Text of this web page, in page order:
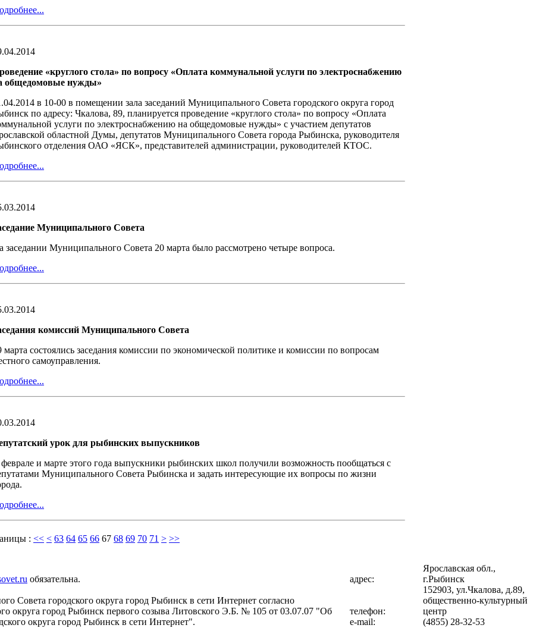
«круглого стола» по вопросу «Оплата коммунальной услуги по электроснабжению
общедомовые нужды»
в 10-00 в помещении зала заседаний Муниципального Совета городского округа город
по адресу: Чкалова, 89, планируется проведение «круглого стола» по вопросу «Оплата
услуги по электроснабжению на общедомовые нужды» с участием депутатов
областной Думы, депутатов Муниципального Совета города Рыбинска, руководителя
отделения ОАО «ЯСК», представителей администрации, руководителей КТОС.
Муниципального Совета
заседании Муниципального Совета 20 марта было рассмотрено четыре вопроса.
комиссий Муниципального Совета
марта состоялись заседания комиссии по экономической политике и комиссии по вопросам
самоуправления.
урок для рыбинских выпускников
и марте этого года выпускники рыбинских школ получили возможность пообщаться с
Муниципального Совета Рыбинска и задать интересующие их вопросы по жизни
: << < 63 64 65 66 67 68 69 70 71 > >>
обязательна.
Совета городского округа город Рыбинск в сети Интернет согласно
округа город Рыбинск первого созыва Литовского Э.Б. № 105 от 03.07.07 "Об
округа город Рыбинск в сети Интернет".
адрес:
телефон:
e-mail:
Ярославская обл.,
г.Рыбинск
152903, ул.Чкалова, д.89,
общественно-культурный
центр
(4855) 28-32-53